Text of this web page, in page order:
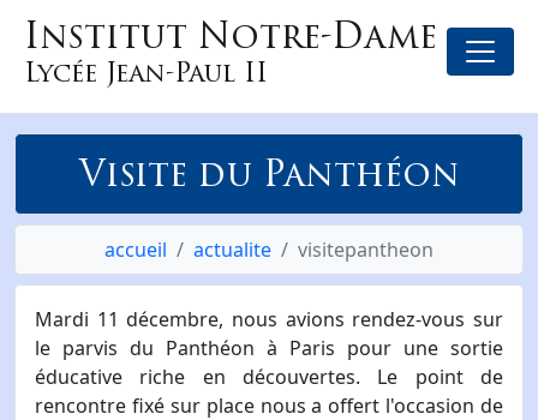
Institut Notre-Dame
Lycée Jean-Paul II
Visite du Panthéon
accueil actualite visitepantheon
Mardi 11 décembre, nous avions rendez-vous sur
le parvis du Panthéon à Paris pour une sortie
éducative riche en découvertes. Le point de
rencontre fixé sur place nous a offert l'occasion de